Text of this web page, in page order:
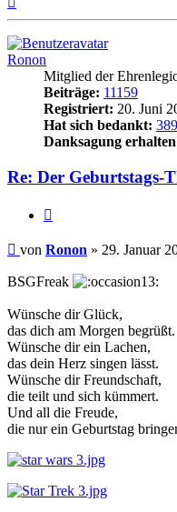
Ronon
Mitglied der
Beiträge: 11159
Registriert: 20. Juni
Hat sich bedankt:
Danksagung
Re: Der Geburtstags-
Beitrag
von Ronon » 29. Januar
BSGFreak
Wünsche dir Glück,
das dich am Morgen begrüßt.
Wünsche dir ein Lachen,
das dein Herz singen lässt.
Wünsche dir Freundschaft,
die teilt und sich kümmert.
Und all die Freude,
die nur ein Geburtstag